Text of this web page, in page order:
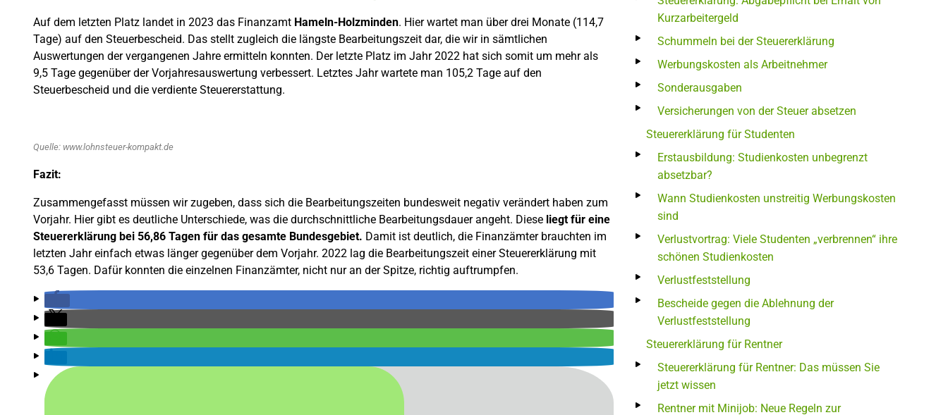
Auf dem letzten Platz landet in 2023 das Finanzamt Hameln-Holzminden. Hier wartet man über drei Monate (114,7
Tage) auf den Steuerbescheid. Das stellt zugleich die längste Bearbeitungszeit dar, die wir in sämtlichen
Auswertungen der vergangenen Jahre ermitteln konnten. Der letzte Platz im Jahr 2022 hat sich somit um mehr als
9,5 Tage gegenüber der Vorjahresauswertung verbessert. Letztes Jahr wartete man 105,2 Tage auf den
Steuerbescheid und die verdiente Steuererstattung.
Quelle: www.lohnsteuer-kompakt.de
Fazit:
Zusammengefasst müssen wir zugeben, dass sich die Bearbeitungszeiten bundesweit negativ verändert haben zum
Vorjahr. Hier gibt es deutliche Unterschiede, was die durchschnittliche Bearbeitungsdauer angeht. Diese liegt für eine
Steuererklärung bei 56,86 Tagen für das gesamte Bundesgebiet. Damit ist deutlich, die Finanzämter brauchten im
letzten Jahr einfach etwas länger gegenüber dem Vorjahr. 2022 lag die Bearbeitungszeit einer Steuererklärung mit
53,6 Tagen. Dafür konnten die einzelnen Finanzämter, nicht nur an der Spitze, richtig auftrumpfen.
Kurzarbeitergeld
Schummeln bei der Steuererklärung
Werbungskosten als Arbeitnehmer
Sonderausgaben
Versicherungen von der Steuer absetzen
Steuererklärung für Studenten
Erstausbildung: Studienkosten unbegrenzt
absetzbar?
Wann Studienkosten unstreitig Werbungskosten
sind
Verlustvortrag: Viele Studenten „verbrennen“ ihre
schönen Studienkosten
Verlustfeststellung
Bescheide gegen die Ablehnung der
Verlustfeststellung
Steuererklärung für Rentner
Steuererklärung für Rentner: Das müssen Sie
jetzt wissen
Rentner mit Minijob: Neue Regeln zur